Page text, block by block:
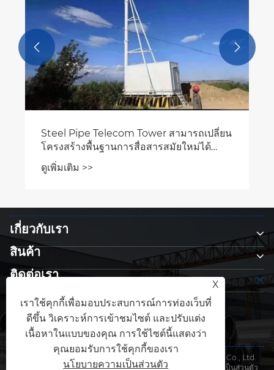
 
เกี่ยวกับเรา
สินค้า
ติดต่อเรา
ตามเรามา
ลิขสิทธิ์ © 2026 Qingdao Anbang New Energy Technology Co., Ltd.
Links | Sitemap | RSS | XML นโยบายความเป็นส่วนตัว
X
เราใช้คุกกี้เพื่อมอบประสบการณ์การท่องเว็บที่
ดีขึ้น วิเคราะห์การเข้าชมไซต์ และปรับแต่ง
เนื้อหาในแบบของคุณ การใช้ไซต์นี้แสดงว่า
คุณยอมรับการใช้คุกกี้ของเรา
นโยบายความเป็นส่วนตัว